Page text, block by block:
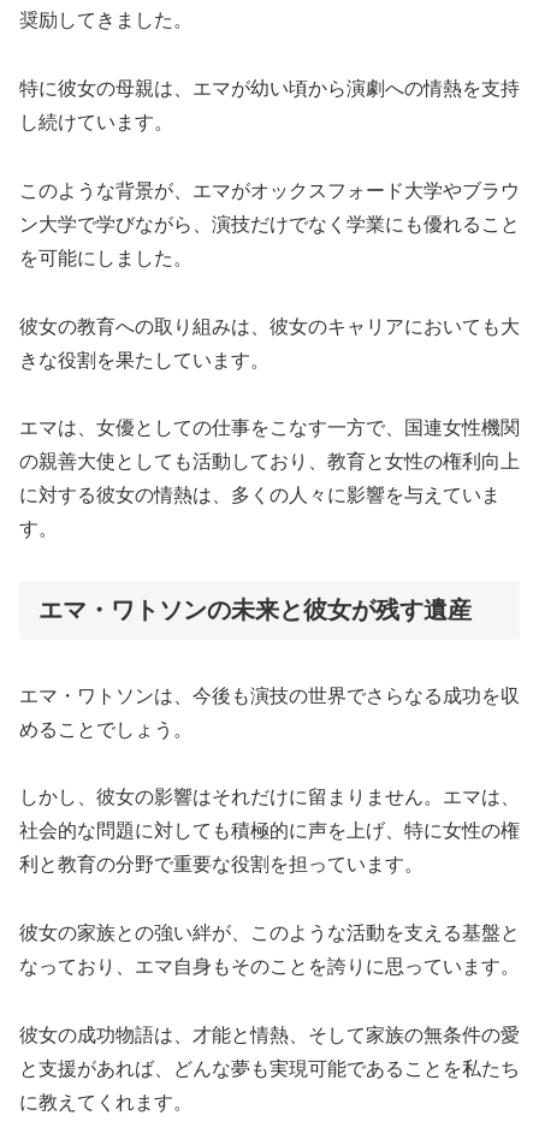
奨励してきました。
特に彼女の母親は、エマが幼い頃から演劇への情熱を支持
し続けています。
このような背景が、エマがオックスフォード大学やブラウ
ン大学で学びながら、演技だけでなく学業にも優れること
を可能にしました。
彼女の教育への取り組みは、彼女のキャリアにおいても大
きな役割を果たしています。
エマは、女優としての仕事をこなす一方で、国連女性機関
の親善大使としても活動しており、教育と女性の権利向上
に対する彼女の情熱は、多くの人々に影響を与えていま
す。
エマ・ワトソンの未来と彼女が残す遺産
エマ・ワトソンは、今後も演技の世界でさらなる成功を収
めることでしょう。
しかし、彼女の影響はそれだけに留まりません。エマは、
社会的な問題に対しても積極的に声を上げ、特に女性の権
利と教育の分野で重要な役割を担っています。
彼女の家族との強い絆が、このような活動を支える基盤と
なっており、エマ自身もそのことを誇りに思っています。
彼女の成功物語は、才能と情熱、そして家族の無条件の愛
と支援があれば、どんな夢も実現可能であることを私たち
に教えてくれます。